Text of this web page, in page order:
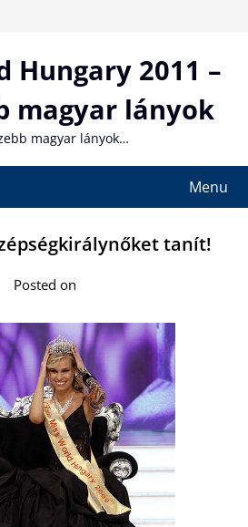
Hungary 2011 –
magyar lányok
magyar lányok…
Menu
tanít!
Posted on